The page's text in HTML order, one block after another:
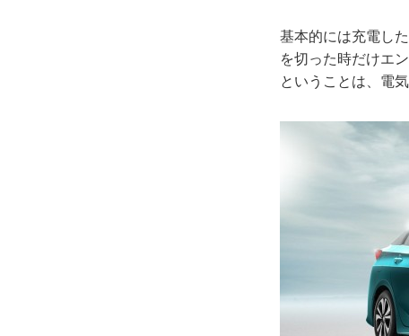
基本的には充電し
を切った時だけエ
ということは、電